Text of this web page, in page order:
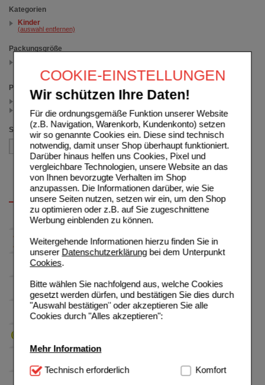
COOKIE-EINSTELLUNGEN
Wir schützen Ihre Daten!
Für die ordnungsgemäße Funktion unserer Website
(z.B. Navigation, Warenkorb, Kundenkonto) setzen
wir so genannte Cookies ein. Diese sind technisch
notwendig, damit unser Shop überhaupt funktioniert.
Darüber hinaus helfen uns Cookies, Pixel und
vergleichbare Technologien, unsere Website an das
von Ihnen bevorzugte Verhalten im Shop
anzupassen. Die Informationen darüber, wie Sie
unsere Seiten nutzen, setzen wir ein, um den Shop
zu optimieren oder z.B. auf Sie zugeschnittene
Werbung einblenden zu können.
Weitergehende Informationen hierzu finden Sie in
unserer Datenschutzerklärungbei dem Unterpunkt
Cookies.
Bitte wählen Sie nachfolgend aus, welche Cookies
gesetzt werden dürfen, und bestätigen Sie dies durch
"Auswahl bestätigen" oder akzeptieren Sie alle
Cookies durch "Alles akzeptieren":
Mehr Information
Technisch Notwendig:Hierbei handelt es sich um
Technisch erforderlich Komfort
Kategorien
Kinder
(auswahl entfernen)
Packungsgröße
Preis
< 17.50 (1)
>= 17.50 (1)
Sortieren nach